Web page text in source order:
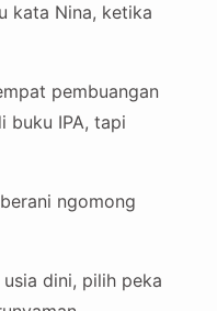
kata Nina, ketika
pembuangan
buku IPA, tapi
ngomong
dini, pilih peka